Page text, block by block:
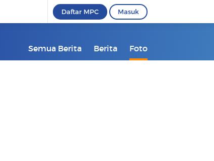
Daftar MPC Masuk
Semua Berita Berita Foto